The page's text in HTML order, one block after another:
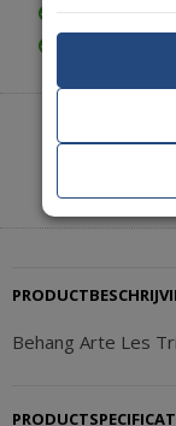
Achteraf
Behang Arte Les